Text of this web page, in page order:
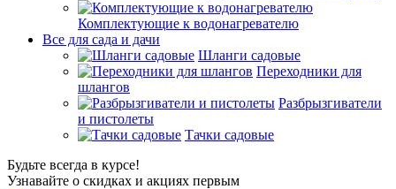
Комплектующие к водонагревателю
Все для сада и дачи
Шланги садовые
Переходники для
шлангов
Разбрызгиватели
и пистолеты
Тачки садовые
Будьте всегда в курсе!
Узнавайте о скидках и акциях первым